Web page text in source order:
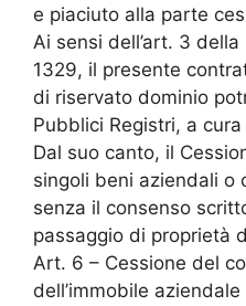
e piaciuto alla parte
Ai sensi dell’art. 3
1329, il presente
di riservato dominio
Pubblici Registri, a
Dal suo canto, il
singoli beni aziendali o
senza il consenso
passaggio di proprietà
Art. 6 – Cessione del
dell’immobile aziendale